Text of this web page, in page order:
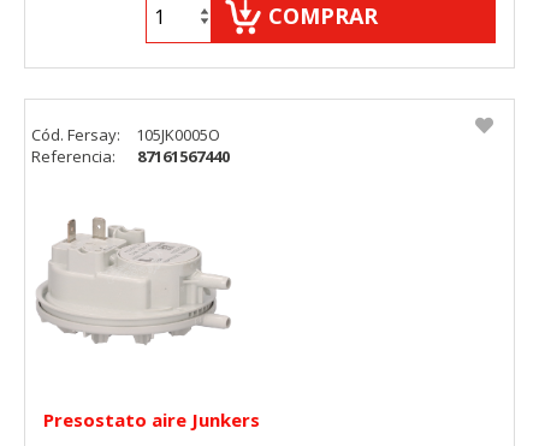
COMPRAR
Presostato aire Junkers
Cód. Fersay:
105JK0005O
Referencia:
87161567440